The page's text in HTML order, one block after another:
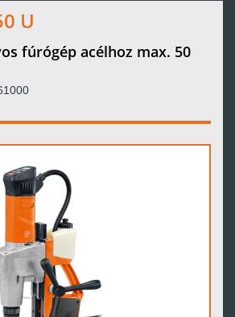
U
fúrógép acélhoz max. 50